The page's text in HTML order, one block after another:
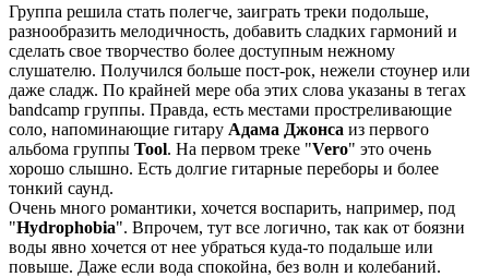
Группа решила стать полегче, заиграть треки подольше,
разнообразить мелодичность, добавить сладких гармоний и
сделать свое творчество более доступным нежному
слушателю. Получился больше пост-рок, нежели стоунер или
даже сладж. По крайней мере оба этих слова указаны в тегах
bandcamp группы. Правда, есть местами простреливающие
соло, напоминающие гитару Адама Джонса из первого
альбома группы Tool. На первом треке "Vero" это очень
хорошо слышно. Есть долгие гитарные переборы и более
тонкий саунд.
Очень много романтики, хочется воспарить, например, под
"Hydrophobia". Впрочем, тут все логично, так как от боязни
воды явно хочется от нее убраться куда-то подальше или
повыше. Даже если вода спокойна, без волн и колебаний.